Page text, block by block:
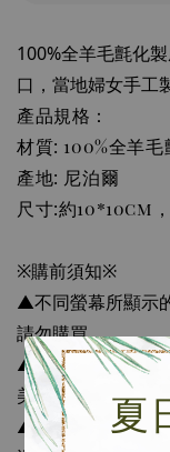
夏
100%全羊毛氈化
口，當地婦女手工
產品規格：
材質: 100%全羊毛
產地: 尼泊爾
尺寸:約10*10cm
※購前須知※
▲不同螢幕所顯示
請勿購買。
▲手工縫製每個大
美。
▲網路鑑賞期7天